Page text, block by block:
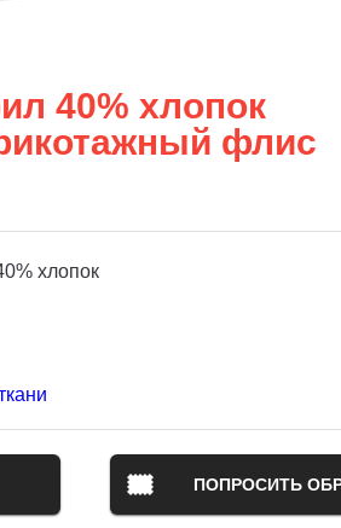
40% хлопок
флис
хлопок
ПОПРОСИТЬ